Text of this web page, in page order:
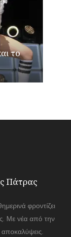
το
Πάτρας
φροντίζει
Με νέα από την